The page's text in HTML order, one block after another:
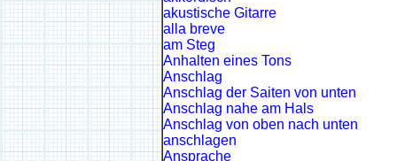
akustische Gitarre
alla breve
am Steg
Anhalten eines Tons
Anschlag
Anschlag der Saiten von unten
Anschlag nahe am Hals
Anschlag von oben nach unten
anschlagen
Ansprache